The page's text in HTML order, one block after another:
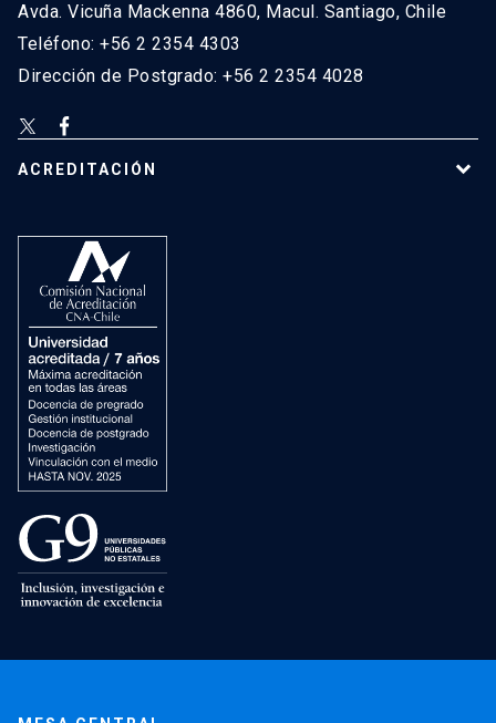
Avda. Vicuña Mackenna 4860, Macul. Santiago, Chile
Teléfono: +56 2 2354 4303
Dirección de Postgrado: +56 2 2354 4028
ACREDITACIÓN